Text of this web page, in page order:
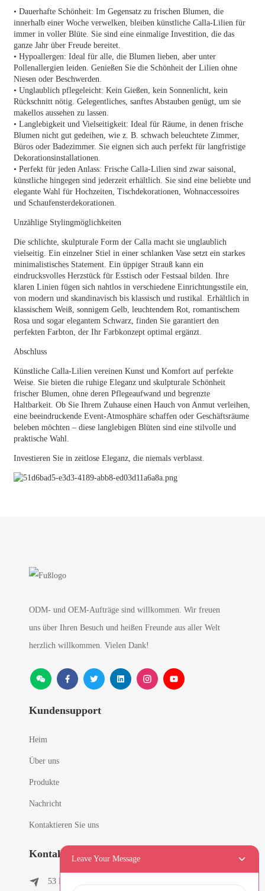
• Dauerhafte Schönheit: Im Gegensatz zu frischen Blumen, die
innerhalb einer Woche verwelken, bleiben künstliche Calla-Lilien für
immer in voller Blüte. Sie sind eine einmalige Investition, die das
ganze Jahr über Freude bereitet.
• Hypoallergen: Ideal für alle, die Blumen lieben, aber unter
Pollenallergien leiden. Genießen Sie die Schönheit der Lilien ohne
Niesen oder Beschwerden.
• Unglaublich pflegeleicht: Kein Gießen, kein Sonnenlicht, kein
Rückschnitt nötig. Gelegentliches, sanftes Abstauben genügt, um sie
makellos aussehen zu lassen.
• Langlebigkeit und Vielseitigkeit: Ideal für Räume, in denen frische
Blumen nicht gut gedeihen, wie z. B. schwach beleuchtete Zimmer,
Büros oder Badezimmer. Sie eignen sich auch perfekt für langfristige
Dekorationsinstallationen.
• Perfekt für jeden Anlass: Frische Calla-Lilien sind zwar saisonal,
künstliche hingegen sind jederzeit erhältlich. Sie sind eine beliebte und
elegante Wahl für Hochzeiten, Tischdekorationen, Wohnaccessoires
und Schaufensterdekorationen.
Unzählige Stylingmöglichkeiten
Die schlichte, skulpturale Form der Calla macht sie unglaublich
vielseitig. Ein einzelner Stiel in einer schlanken Vase setzt ein starkes
minimalistisches Statement. Ein üppiger Strauß kann ein
eindrucksvolles Herzstück für Esstisch oder Festsaal bilden. Ihre
klaren Linien fügen sich nahtlos in verschiedene Einrichtungsstile ein,
von modern und skandinavisch bis klassisch und rustikal. Erhältlich in
klassischem Weiß, sonnigem Gelb, leuchtendem Rot, romantischem
Rosa und sogar elegantem Schwarz, finden Sie garantiert den
perfekten Farbton, der Ihr Farbkonzept optimal ergänzt.
Abschluss
Künstliche Calla-Lilien vereinen Kunst und Komfort auf perfekte
Weise. Sie bieten die ruhige Eleganz und skulpturale Schönheit
frischer Blumen, ohne deren Pflegeaufwand und begrenzte
Haltbarkeit. Ob Sie Ihrem Zuhause einen Hauch von Anmut verleihen,
eine beeindruckende Event-Atmosphäre schaffen oder Geschäftsräume
beleben möchten – diese langlebigen Blüten sind eine stilvolle und
praktische Wahl.
Investieren Sie in zeitlose Eleganz, die niemals verblasst.
ODM- und OEM-Aufträge sind willkommen. Wir freuen
uns über Ihren Besuch und heißen Freunde aus aller Welt
herzlich willkommen. Vielen Dank!
Kundensupport
Heim
Über uns
Produkte
Nachricht
Kontaktieren Sie uns
Kontaktinformationen
53 East Chunfeng Road, Dorf Tielukeng, Stadt
Leave Your Message